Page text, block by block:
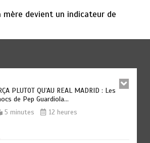
mère devient un indicateur de
PLUTOT QU’AU REAL MADRID : Les
de Pep Guardiola…
5 minutes 12 heures